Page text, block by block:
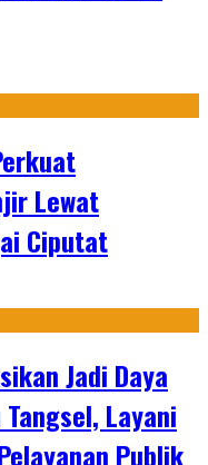
Lewat
Ciputat
Jadi Daya
Layani
Publik